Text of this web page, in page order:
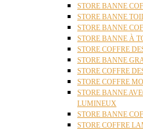
STORE BANNE
STORE BANNE
STORE BANNE
STORE BANNE À
STORE COFFRE
STORE BANNE
STORE COFFRE
STORE COFFRE
STORE BANNE
LUMINEUX
STORE BANNE
STORE COFFRE